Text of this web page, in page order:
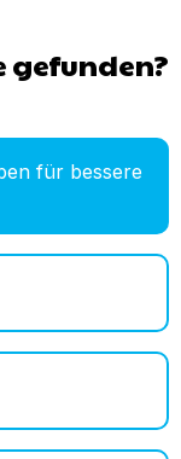
gefunden?
für bessere